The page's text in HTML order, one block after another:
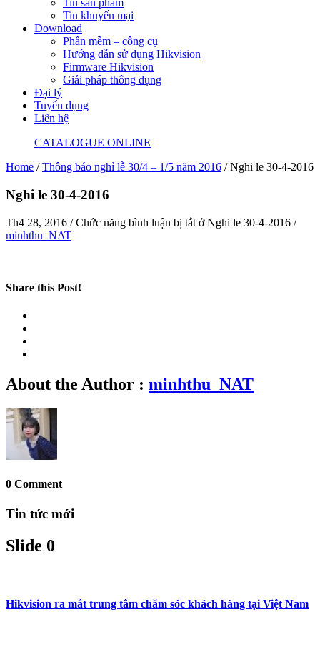
Tin sản phẩm
Tin khuyến mại
Download
Phần mềm – công cụ
Hướng dẫn sử dụng Hikvision
Firmware Hikvision
Giải pháp thông dụng
Đại lý
Tuyển dụng
Liên hệ
CATALOGUE ONLINE
Home / Thông báo nghỉ lễ 30/4 – 1/5 năm 2016 / Nghi le 30-4-2016
Nghi le 30-4-2016
Th4 28, 2016 /Chức năng bình luận bị tắt ở Nghi le 30-4-2016 /
minhthu_NAT
Share this Post!
About the Author : minhthu_NAT
0 Comment
Tin tức mới
Slide 0
Hikvision ra mắt trung tâm chăm sóc khách hàng tại Việt Nam